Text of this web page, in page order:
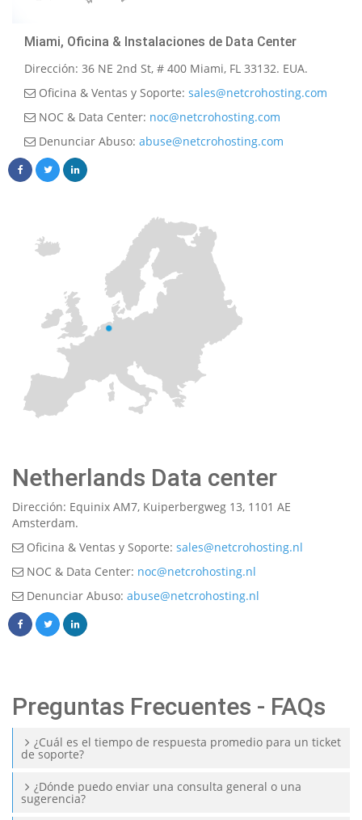
Miami, Oficina & Instalaciones de Data Center
Dirección: 36 NE 2nd St, # 400 Miami, FL 33132. EUA.
Oficina & Ventas y Soporte: sales@netcrohosting.com
NOC & Data Center: noc@netcrohosting.com
Denunciar Abuso: abuse@netcrohosting.com
Netherlands Data center
Dirección: Equinix AM7, Kuiperbergweg 13, 1101 AE
Amsterdam.
Oficina & Ventas y Soporte: sales@netcrohosting.nl
NOC & Data Center: noc@netcrohosting.nl
Denunciar Abuso: abuse@netcrohosting.nl
Preguntas Frecuentes - FAQs
¿Cuál es el tiempo de respuesta promedio para un ticket
de soporte?
¿Dónde puedo enviar una consulta general o una
sugerencia?